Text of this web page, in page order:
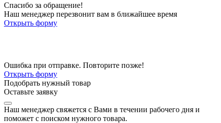
Спасибо за обращение!
Наш менеджер перезвонит вам в ближайшее время
Открыть форму
Ошибка при отправке. Повторите позже!
Открыть форму
Подобрать нужный товар
Оставьте заявку
Наш менеджер свяжется с Вами в течении рабочего дня и
поможет с поиском нужного товара.